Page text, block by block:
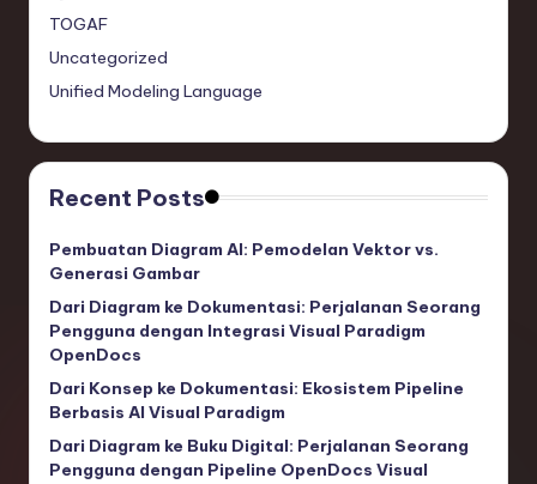
TOGAF
Uncategorized
Unified Modeling Language
Recent Posts
Pembuatan Diagram AI: Pemodelan Vektor vs.
Generasi Gambar
Dari Diagram ke Dokumentasi: Perjalanan Seorang
Pengguna dengan Integrasi Visual Paradigm
OpenDocs
Dari Konsep ke Dokumentasi: Ekosistem Pipeline
Berbasis AI Visual Paradigm
Dari Diagram ke Buku Digital: Perjalanan Seorang
Pengguna dengan Pipeline OpenDocs Visual